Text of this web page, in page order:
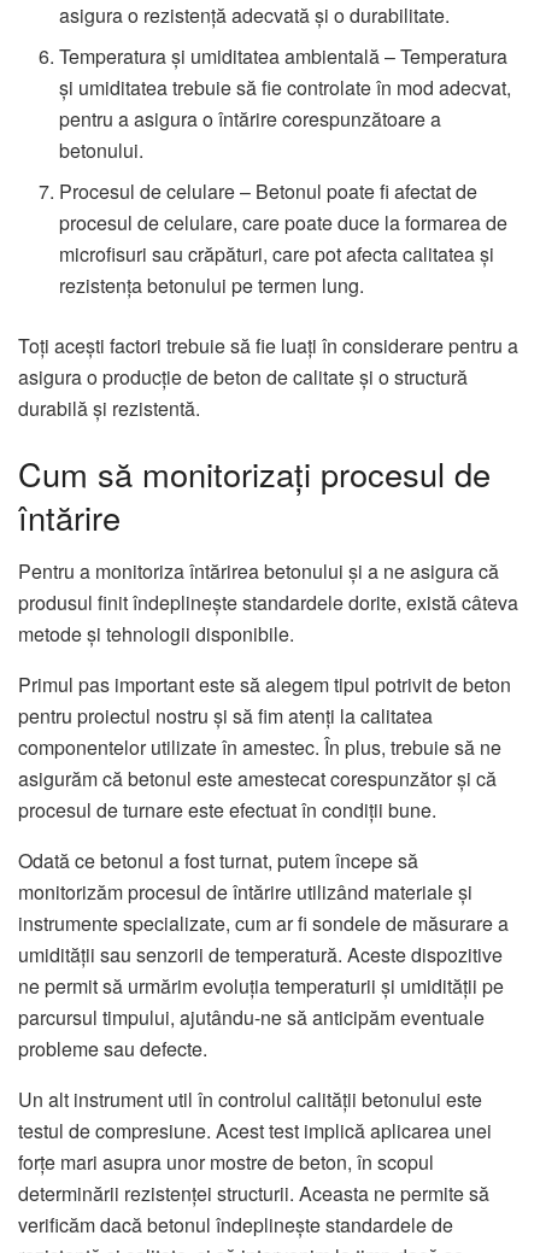
asigura o rezistență adecvată și o durabilitate.
Temperatura și umiditatea ambientală – Temperatura
și umiditatea trebuie să fie controlate în mod adecvat,
pentru a asigura o întărire corespunzătoare a
betonului.
Procesul de celulare – Betonul poate fi afectat de
procesul de celulare, care poate duce la formarea de
microfisuri sau crăpături, care pot afecta calitatea și
rezistența betonului pe termen lung.
Toți acești factori trebuie să fie luați în considerare pentru a
asigura o producție de beton de calitate și o structură
durabilă și rezistentă.
Cum să monitorizați procesul de
întărire
Pentru a monitoriza întărirea betonului și a ne asigura că
produsul finit îndeplinește standardele dorite, există câteva
metode și tehnologii disponibile.
Primul pas important este să alegem tipul potrivit de beton
pentru proiectul nostru și să fim atenți la calitatea
componentelor utilizate în amestec. În plus, trebuie să ne
asigurăm că betonul este amestecat corespunzător și că
procesul de turnare este efectuat în condiții bune.
Odată ce betonul a fost turnat, putem începe să
monitorizăm procesul de întărire utilizând materiale și
instrumente specializate, cum ar fi sondele de măsurare a
umidității sau senzorii de temperatură. Aceste dispozitive
ne permit să urmărim evoluția temperaturii și umidității pe
parcursul timpului, ajutându-ne să anticipăm eventuale
probleme sau defecte.
Un alt instrument util în controlul calității betonului este
testul de compresiune. Acest test implică aplicarea unei
forțe mari asupra unor mostre de beton, în scopul
determinării rezistenței structurii. Aceasta ne permite să
verificăm dacă betonul îndeplinește standardele de